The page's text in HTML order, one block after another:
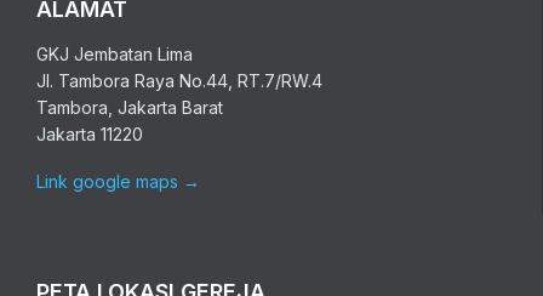
ALAMAT
GKJ Jembatan Lima
Jl. Tambora Raya No.44, RT.7/RW.4
Tambora, Jakarta Barat
Jakarta 11220
Link google maps →